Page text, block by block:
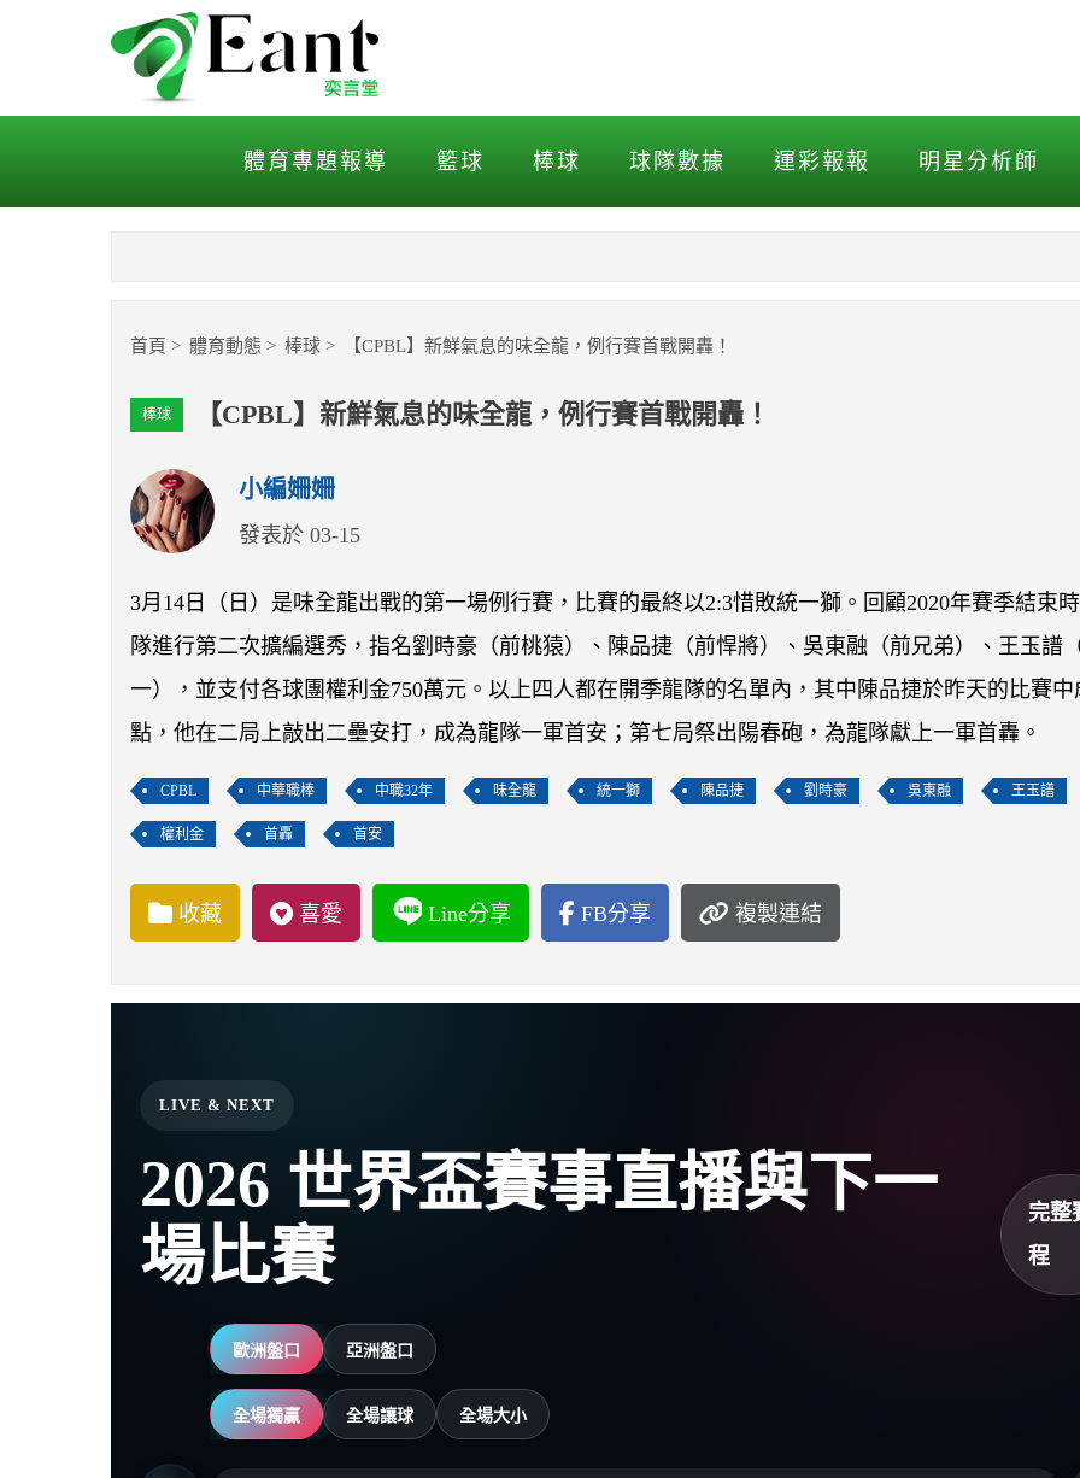
【CPBL】新鮮氣息的味全龍，例行賽首戰開轟！
體育專題報導 籃球 棒球 球隊數據 運彩報報 明星分析師
首頁 體育動態 棒球 【CPBL】新鮮氣息的味全龍，例行賽首戰開轟！
棒球 【CPBL】新鮮氣息的味全龍，例行賽首戰開轟！
小編姍姍
發表於 03-15
3月14日（日）是味全龍出戰的第一場例行賽，比賽的最終以2:3惜敗統一獅。回顧2020年賽季結束
隊進行第二次擴編選秀，指名劉時豪（前桃猿）、陳品捷（前悍將）、吳東融（前兄弟）、王玉譜
一），並支付各球團權利金750萬元。以上四人都在開季龍隊的名單內，其中陳品捷於昨天的比賽中
點，他在二局上敲出二壘安打，成為龍隊一軍首安；第七局祭出陽春砲，為龍隊獻上一軍首轟。
CPBL 中華職棒 中職32年 味全龍 統一獅 陳品捷 劉時豪 吳東融 王玉譜
權利金 首轟 首安
收藏 喜愛 Line分享 FB分享 複製連結
LIVE & NEXT
2026 世界盃賽事直播與下一
場比賽
完整
程
歐洲盤口 亞洲盤口
全場獨贏 全場讓球 全場大小